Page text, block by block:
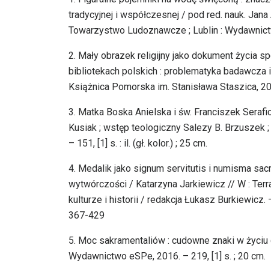
tradycyjnej i współczesnej / pod red. nauk.
Towarzystwo Ludoznawcze ; Lublin :
2. Mały obrazek religijny jako dokument życia
bibliotekach polskich : problematyka
Książnica Pomorska im. Stanisława Staszica,
3. Matka Boska Anielska i św. Franciszek
Kusiak ; wstęp teologiczny Salezy B. Brzuszek
– 151, [1] s. : il. (gł. kolor.) ; 25 cm.
4. Medalik jako signum servitutis i numisma
wytwórczości / Katarzyna Jarkiewicz // W :
kulturze i historii / redakcja Łukasz Burkiewicz.
367-429
5. Moc sakramentaliów : cudowne znaki w
Wydawnictwo eSPe, 2016. – 219, [1] s. ; 20 cm.